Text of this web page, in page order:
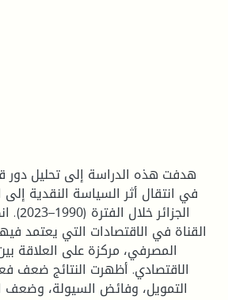
هدفت هذه الدراسة إلى تحليل دور
في انتقال أثر السياسة النقدية
القناة في الاقتصادات التي يعتمد
المصرفي، مركزة على العلاقة
الاقتصادي. أظهرت النتائج ضعف
التمويل، وفائض السيولة، وضعف